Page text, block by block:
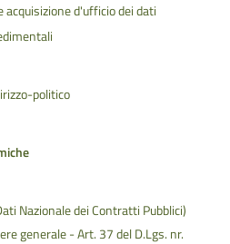
d'ufficio dei dati
politico
Nazionale dei Contratti Pubblici)
generale - Art. 37 del D.Lgs. nr.